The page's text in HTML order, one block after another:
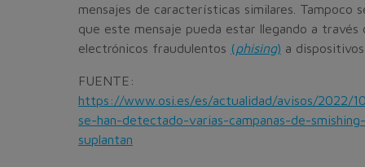
mensajes de características similares. Tampoco
que este mensaje pueda estar llegando a través
electrónicos fraudulentos (phising) a
FUENTE:
https://www.osi.es/es/actualidad/avisos/2022/
se-han-detectado-varias-campanas-de-
suplantan